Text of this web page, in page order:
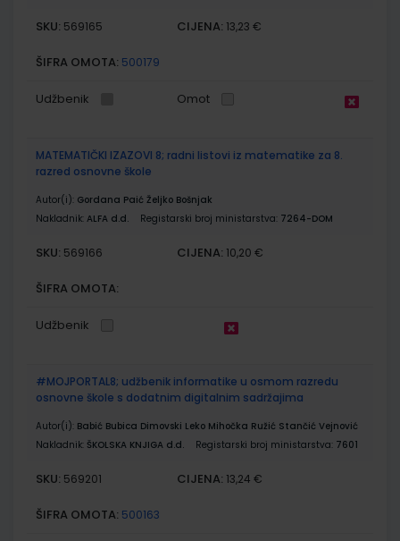
SKU: 569165 CIJENA: 13,23 €
ŠIFRA OMOTA: 500179
Udžbenik Omot
MATEMATIČKI IZAZOVI 8; radni listovi iz matematike za 8.
razred osnovne škole
Autor(i): Gordana Paić Željko Bošnjak
Nakladnik: ALFA d.d. Registarski broj ministarstva: 7264-DOM
SKU: 569166 CIJENA: 10,20 €
ŠIFRA OMOTA:
Udžbenik
#MOJPORTAL8; udžbenik informatike u osmom razredu
osnovne škole s dodatnim digitalnim sadržajima
Autor(i): Babić Bubica Dimovski Leko Mihočka Ružić Stančić Vejnović
Nakladnik: ŠKOLSKA KNJIGA d.d. Registarski broj ministarstva: 7601
SKU: 569201 CIJENA: 13,24 €
ŠIFRA OMOTA: 500163